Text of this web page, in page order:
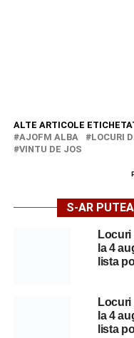
ALTE ARTICOLE
AJOFM ALBA
LOCURI
VINTU DE JOS
S-AR
la 4
lista
Locuri
la 4
lista